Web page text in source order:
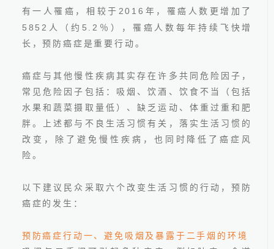
线上预约
2026.06.24
有一人罹癌，相较于 2016 年，罹癌人数更增加了
5852 人（约 5.2 ％），罹癌人数每年持续飞快增
长，预防癌症是重要行动。
癌症与其他慢性疾病其实存在许多共同危险因子，
常见危险因子包括：吸烟、饮酒、饮食不当（包括
水果和蔬菜摄取量低）、缺乏运动、体重过重和肥
胖。上述都与不良生活习惯有关，落实生活习惯的
改变，除了避免慢性疾病，也同时降低了癌症风
险。
以下建议民众采取六个改变生活习惯的行动，预防
癌症的发生：
预防癌症行动一、避免吸烟及暴露于二手烟的环境